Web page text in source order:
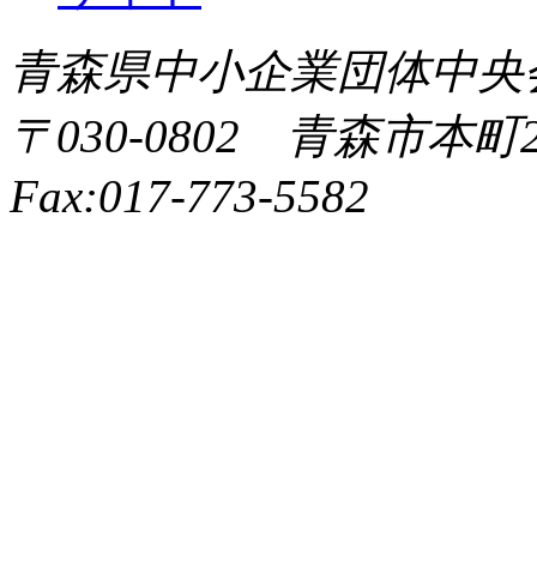
青森県中小企業団体中
〒030-0802 青森市本
Fax:017-773-5582